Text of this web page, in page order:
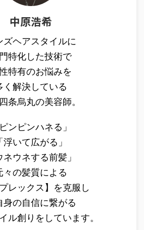
中原浩希
ズヘアスタイルに
特化した技術で
特有のお悩みを
く解決している
条烏丸の美容師。
ピンピンハネる」
「浮いて広がる」
ネウネする前髪」
々の髪質による
プレックス】を克服し
身の自信に繋がる
ル創りをしています。